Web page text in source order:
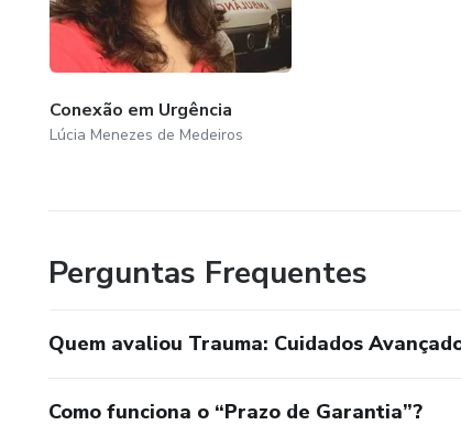
Conexão em Urgência
Lúcia Menezes de Medeiros
Perguntas Frequentes
Quem avaliou Trauma: Cuidados
Como funciona o “Prazo de Garantia”?